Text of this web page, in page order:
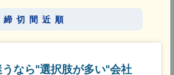
締切間近順
なら"選択肢が多い"会社